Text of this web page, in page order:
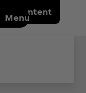
to content
Menu